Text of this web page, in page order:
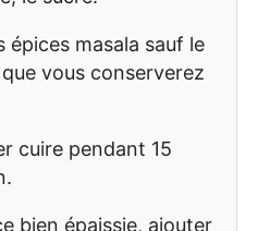
épices masala sauf le
vous conserverez
cuire pendant 15
bien épaissie, ajouter